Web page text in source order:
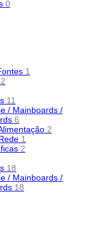
0
1
11
/ Mainboards /
6
2
1
2
18
/ Mainboards /
18